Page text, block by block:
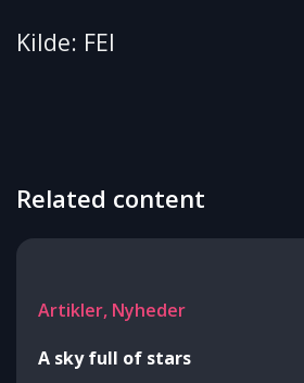
Kilde: FEI
Related content
Artikler, Nyheder
A sky full of stars